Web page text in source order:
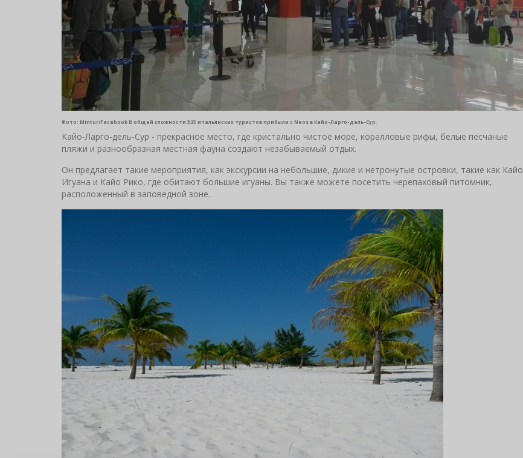
Фото: Mintur/Facebook В общей сложности 325 итальянских туристов прибыли с Neos в Кайо-Ларго-дель-Сур
Кайо-Ларго-дель-Сур - прекрасное место, где кристально чистое море, коралловые рифы, белые песчаные
пляжи и разнообразная местная фауна создают незабываемый отдых.
Он предлагает такие мероприятия, как экскурсии на небольшие, дикие и нетронутые островки, такие как Кайо
Игуана и Кайо Рико, где обитают большие игуаны. Вы также можете посетить черепаховый питомник,
расположенный в заповедной зоне.